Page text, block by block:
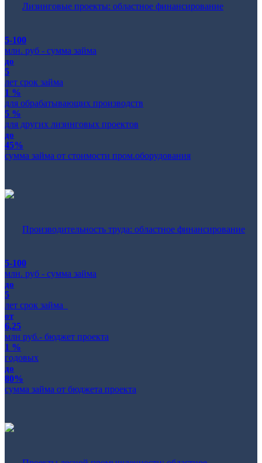
Лизинговые проекты: областное финансирование
5-100
млн. руб - сумма займа
до
5
лет срок займа
1 %
для обрабатывающих производств
5 %
для других лизинговых проектов
до
45%
сумма займа от стоимости пром.оборудования
Производительность труда: областное финансирование
5-100
млн. руб - сумма займа
до
5
лет срок займа
от
6,25
млн руб.- бюджет проекта
1 %
годовых
до
80%
сумма займа от бюджета проекта